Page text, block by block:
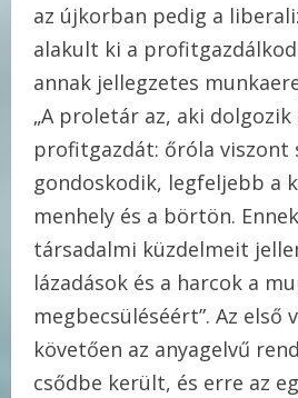
az újkorban pedig a
alakult ki a
annak jellegzetes
„A proletár az, aki
profitgazdát: őróla viszont
gondoskodik, legfeljebb a
menhely és a börtön.
társadalmi küzdelmeit
lázadások és a harcok a
megbecsüléséért”. Az első
követően az anyagelvű
csődbe került, és erre az